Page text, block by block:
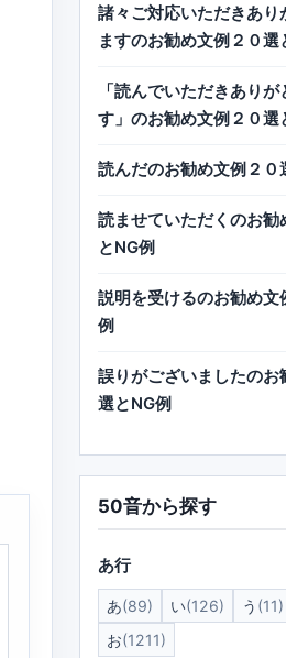
諸々ご対応いただきあり
ますのお勧め文例２０選
「読んでいただきあり
す」のお勧め文例２０選
読んだのお勧め文例２０
読ませていただくのお勧
とNG例
説明を受けるのお勧め文
例
誤りがございましたのお
選とNG例
50音から探す
あ行
あ(89) い(126) う (11)
お(1211)